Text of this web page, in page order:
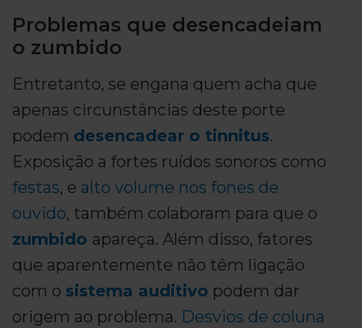
Problemas que desencadeiam
o zumbido
Entretanto, se engana quem acha que
apenas circunstâncias deste porte
podem desencadear o tinnitus.
Exposição a fortes ruídos sonoros como
festas, e alto volume nos fones de
ouvido, também colaboram para que o
zumbido apareça. Além disso, fatores
que aparentemente não têm ligação
com o sistema auditivo podem dar
origem ao problema. Desvios de coluna